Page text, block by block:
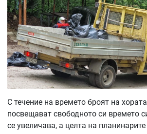
С течение на времето броят на
посвещават свободното си времето
се увеличава, а целта на